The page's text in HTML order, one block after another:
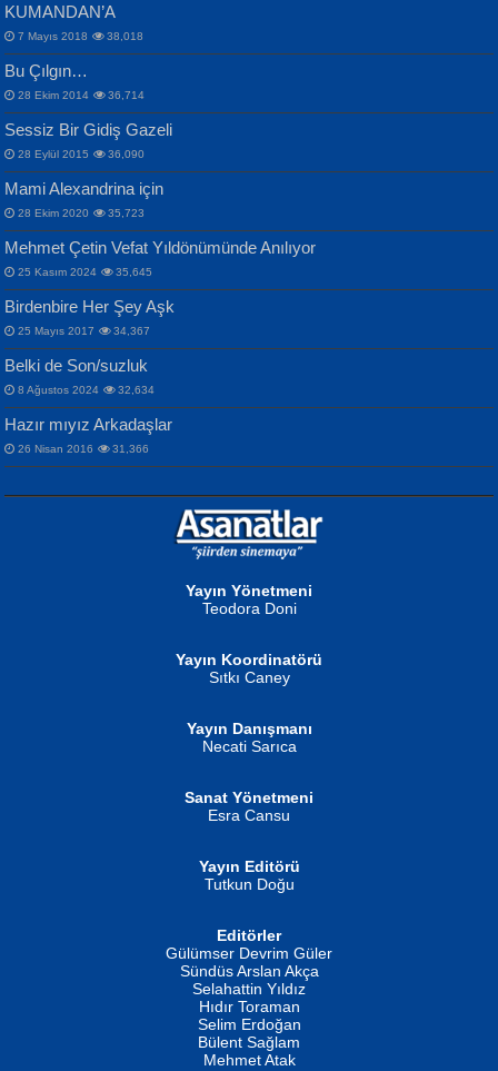
İPEK ACAR SERT
Gazze’nin Şecaati, Ümmetin İmtihanı...
MAHMUT GÜRBÜZ
İbrahim Olmak ve Bitirebilmek...
NURAN KÖSE BAYDAR
İSMAİL OKUTAN
Erkeklerin Kahrolması Ne Demektir
Selahattin Yıldız
İdrakimle Üşürken...
Songül Özel
Mahzen...
Ben Deniz Değilim ki...
Evvel Zaman Tanrıçası...
ERDEM BAYAZIT
Sana, Bana, Vatanıma, Ülkemin
İnsanlarına Dair...
NAZIM HİKMET RAN
Bir Cezaevinde, Tecritteki Adamın
Mektupları...
KUMANDAN’A
7 Mayıs 2018 38,018
Bu Çılgın…
28 Ekim 2014 36,714
Sessiz Bir Gidiş Gazeli
28 Eylül 2015 36,090
Mami Alexandrina için
28 Ekim 2020 35,723
Mehmet Çetin Vefat Yıldönümünde Anılıyor
25 Kasım 2024 35,645
Birdenbire Her Şey Aşk
25 Mayıs 2017 34,367
Belki de Son/suzluk
8 Ağustos 2024 32,634
Hazır mıyız Arkadaşlar
26 Nisan 2016 31,366
Yayın Yönetmeni
Teodora Doni
Yayın Koordinatörü
Sıtkı Caney
Yayın Danışmanı
Necati Sarıca
Sanat Yönetmeni
Esra Cansu
Yayın Editörü
Tutkun Doğu
Editörler
Gülümser Devrim Güler
Sündüs Arslan Akça
Selahattin Yıldız
Hıdır Toraman
Selim Erdoğan
Bülent Sağlam
Mehmet Atak